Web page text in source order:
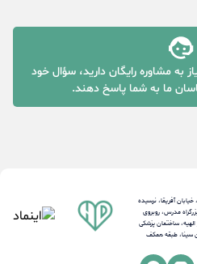
به مشاوره رایگان دارید، سؤال خود
ما به شما پاسخ دهند.
خیابان آفریقا، نرسیده
مدرس، روبروی
الهیه، ساختمان پزشکی
سینا، طبقه همکف